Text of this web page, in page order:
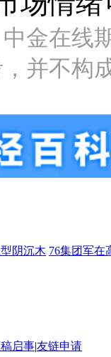
金在线
并不构
阴沉木 76集团军在
启事|友链申请